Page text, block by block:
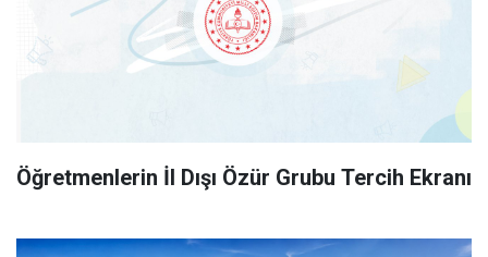
Öğretmenlerin İl Dışı Özür Grubu Tercih Ekranı